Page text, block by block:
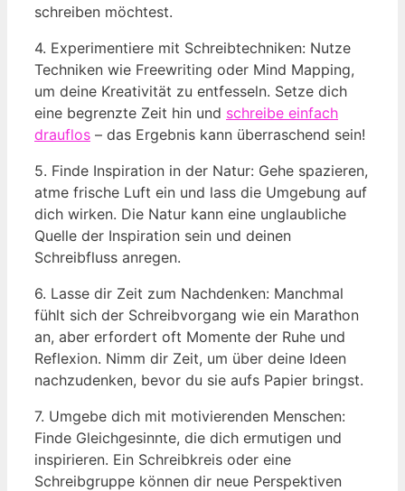
schreiben möchtest.
4. Experimentiere mit Schreibtechniken: Nutze
Techniken wie Freewriting oder Mind Mapping,
um deine Kreativität zu entfesseln. Setze dich
eine begrenzte Zeit hin und schreibe einfach
drauflos – das Ergebnis kann überraschend sein!
5. Finde Inspiration in der Natur: Gehe spazieren,
atme frische Luft ein und lass die Umgebung auf
dich wirken. Die Natur kann eine unglaubliche
Quelle der Inspiration sein und deinen
Schreibfluss anregen.
6. Lasse dir Zeit zum Nachdenken: Manchmal
fühlt sich der Schreibvorgang wie ein Marathon
an, aber erfordert oft Momente der Ruhe und
Reflexion. Nimm dir Zeit, um über deine Ideen
nachzudenken, bevor du sie aufs Papier bringst.
7. Umgebe dich mit motivierenden Menschen:
Finde Gleichgesinnte, die dich ermutigen und
inspirieren. Ein Schreibkreis oder eine
Schreibgruppe können dir neue Perspektiven